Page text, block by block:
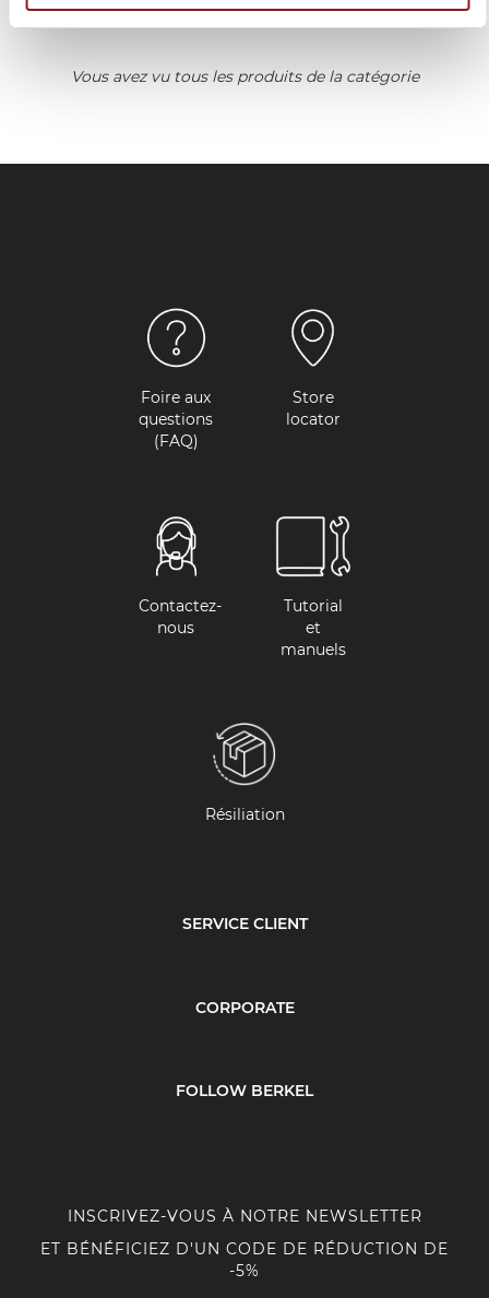
Vous avez vu tous les produits de la catégorie
Foire aux
questions
(FAQ)
Store
locator
Contactez-
nous
Tutorial
et
manuels
Résiliation
SERVICE CLIENT
CORPORATE
FOLLOW BERKEL
INSCRIVEZ-VOUS À NOTRE NEWSLETTER
ET BÉNÉFICIEZ D'UN CODE DE RÉDUCTION DE
-5%